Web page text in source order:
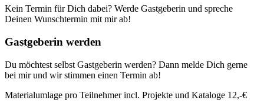
Kein Termin für Dich dabei? Werde Gastgeberin und spreche
Deinen Wunschtermin mit mir ab!
Gastgeberin werden
Du möchtest selbst Gastgeberin werden? Dann melde Dich gerne
bei mir und wir stimmen einen Termin ab!
Materialumlage pro Teilnehmer incl. Projekte und Kataloge 12,-€